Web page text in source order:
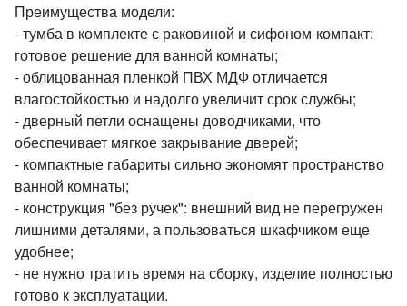
Преимущества модели:
- тумба в комплекте с раковиной и сифоном-компакт:
готовое решение для ванной комнаты;
- облицованная пленкой ПВХ МДФ отличается
влагостойкостью и надолго увеличит срок службы;
- дверный петли оснащены доводчиками, что
обеспечивает мягкое закрывание дверей;
- компактные габариты сильно экономят пространство
ванной комнаты;
- конструкция "без ручек": внешний вид не перегружен
лишними деталями, а пользоваться шкафчиком еще
удобнее;
- не нужно тратить время на сборку, изделие полностью
готово к эксплуатации.